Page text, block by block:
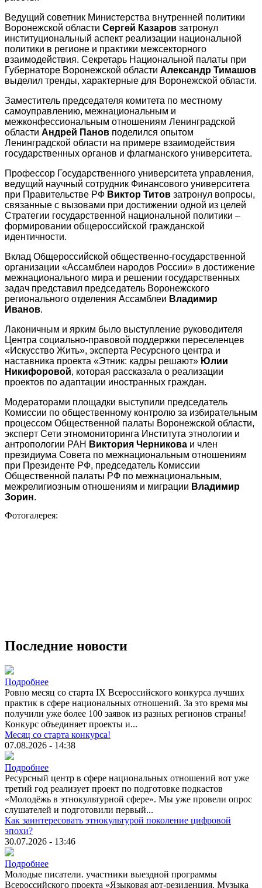
Ведущий советник Министерства внутренней политики
Воронежской области Сергей Казаров затронул
институциональный аспект реализации национальной
политики в регионе и практики межсекторного
взаимодействия. Секретарь Национальной палаты при
Губернаторе Воронежской области Александр Тимашов
выделил тренды, характерные для Воронежской области.
Заместитель председателя комитета по местному
самоуправлению, межнациональным и
межконфессиональным отношениям Ленинградской
области Андрей Панов поделился опытом
Ленинградской области на примере взаимодействия
государственных органов и флагманского университета.
Профессор Государственного университета управления,
ведущий научный сотрудник Финансового университета
при Правительстве РФ Виктор Титов затронул вопросы,
связанные с вызовами при достижении одной из целей
Стратегии государственной национальной политики –
формировании общероссийской гражданской
идентичности.
Вклад Общероссийской общественно-государственной
организации «Ассамблеи народов России» в достижение
межнационального мира и решении государственных
задач представил председатель Воронежского
регионального отделения Ассамблеи Владимир
Иванов.
Лаконичным и ярким было выступление руководителя
Центра социально-правовой поддержки переселенцев
«Искусство Жить», эксперта Ресурсного центра и
наставника проекта «Этник: кадры решают» Юлии
Никифоровой, которая рассказала о реализации
проектов по адаптации иностранных граждан.
Модераторами площадки выступили председатель
Комиссии по общественному контролю за избирательным
процессом Общественной палаты Воронежской области,
эксперт Сети этномониторинга Института этнологии и
антропологии РАН Виктория Черникова и член
президиума Совета по межнациональным отношениям
при Президенте РФ, председатель Комиссии
Общественной палаты РФ по межнациональным,
межрелигиозным отношениям и миграции Владимир
Зорин.
Фотогалерея:
Последние новости
Подробнее
Ровно месяц со старта IX Всероссийского конкурса лучших
практик в сфере национальных отношений. За это время мы
получили уже более 100 заявок из разных регионов страны!
Конкурс объединяет проекты и...
Месяц со старта конкурса!
07.08.2026 - 14:38
Подробнее
Ресурсный центр в сфере национальных отношений вот уже
третий год реализует проект по подготовке подкастов
«Молодёжь в этнокультурной сфере». Мы уже провели опрос
слушателей и подготовили первый...
Как заинтересовать этнокультурой поколение цифровой
эпохи?
30.07.2026 - 13:46
Подробнее
Молодые писатели. участники выездной программы
Всероссийского проекта «Языковая арт-резиденция. Музыка